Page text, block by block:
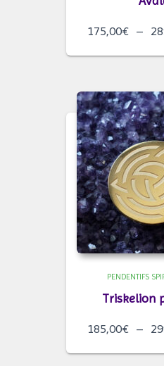
175,00€ –
PENDENTIFS
Triskelion
185,00€ –